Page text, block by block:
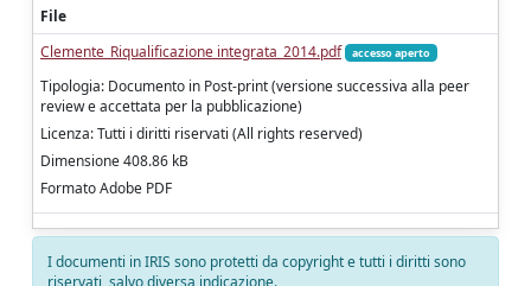
File
Clemente_Riqualificazione integrata_2014.pdf
accesso aperto
Tipologia: Documento in Post-print (versione successiva alla peer
review e accettata per la pubblicazione)
Licenza: Tutti i diritti riservati (All rights reserved)
Dimensione 408.86 kB
Formato Adobe PDF
I documenti in IRIS sono protetti da copyright e tutti i diritti sono
riservati, salvo diversa indicazione.